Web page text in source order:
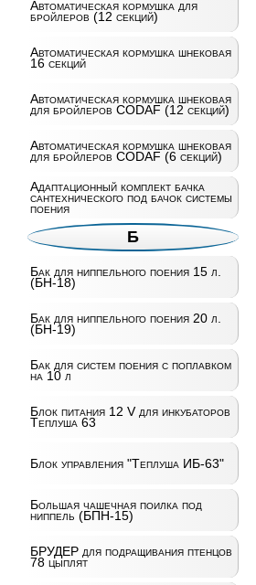
Автоматическая кормушка для
бройлеров (12 секций)
Автоматическая кормушка шнековая
16 секций
Автоматическая кормушка шнековая
для бройлеров CODAF (12 секций)
Автоматическая кормушка шнековая
для бройлеров CODAF (6 секций)
Адаптационный комплект бачка
сантехнического под бачок системы
поения
Б
Бак для ниппельного поения 15 л.
(БН-18)
Бак для ниппельного поения 20 л.
(БН-19)
Бак для систем поения с поплавком
на 10 л
Блок питания 12 V для инкубаторов
Теплуша 63
Блок управления "Теплуша ИБ-63"
Большая чашечная поилка под
ниппель (БПН-15)
БРУДЕР для подращивания птенцов
78 цыплят